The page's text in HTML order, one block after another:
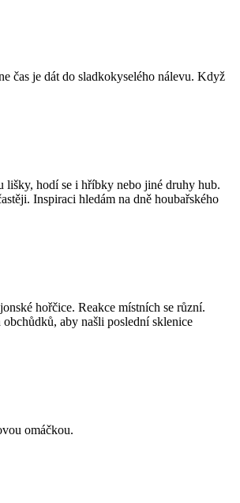
čas je dát do sladkokyselého nálevu. Když
lišky, hodí se i hříbky nebo jiné druhy hub.
Inspiraci hledám na dně houbařského
hořčice. Reakce místních se různí.
aby našli poslední sklenice
omáčkou.